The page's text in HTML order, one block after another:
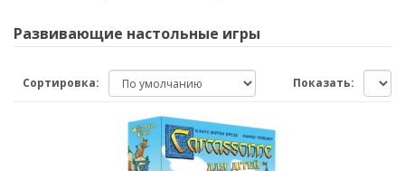
Развивающие настольные игры
Сортировка: Показать: